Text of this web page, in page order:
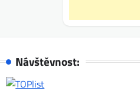
Návštěvnost: